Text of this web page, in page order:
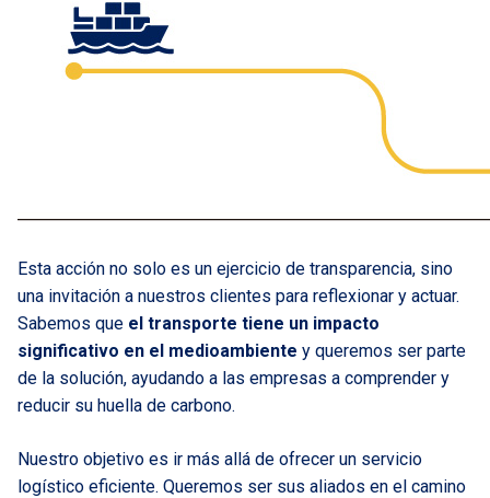
Esta acción no solo es un ejercicio de transparencia, sino
una invitación a nuestros clientes para reflexionar y actuar.
Sabemos que el transporte tiene un impacto
significativo en el medioambiente y queremos ser parte
de la solución, ayudando a las empresas a comprender y
reducir su huella de carbono.
Nuestro objetivo es ir más allá de ofrecer un servicio
logístico eficiente. Queremos ser sus aliados en el camino